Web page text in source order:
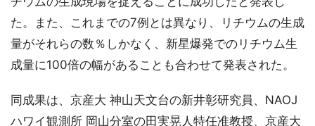
た。また、これまでの7例とは異なり、リチウムの生成
量がそれらの数％しかなく、新星爆発でのリチウム生
成量に100倍の幅があることも合わせて発表された。
同成果は、京産大 神山天文台の新井彰研究員、NAOJ
ハワイ観測所 岡山分室の田実晃人特任准教授、京産大